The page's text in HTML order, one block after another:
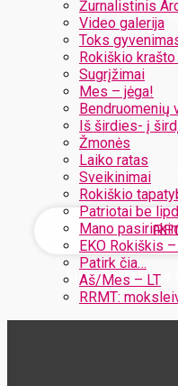
Žurnalistinis
Video galerija
Toks
Rokiškio
Sugrįžimai
Mes – jėga!
Bendruomenių
Iš širdies- į
Žmonės
Laiko ratas
Sveikinimai
Rokiškio
Patriotai be
Mano
EKO Rokiškis
Patirk čia…
Aš/Mes – LT
RRMT:
Jūsų slaptažodis